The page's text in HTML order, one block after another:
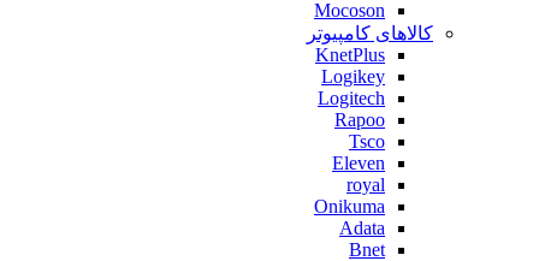
Mocoson
کالاهای کامپیوتر
KnetPlus
Logikey
Logitech
Rapoo
Tsco
Eleven
royal
Onikuma
Adata
Bnet